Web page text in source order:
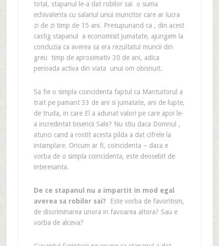
total, stapanul le-a dat robilor sai o suma
echivalenta cu salariul unui muncitor care ar lucra
zi de zi timp de 15 ani. Presupunand ca , din acest
castig stapanul a economisit jumatate, ajungem la
concluzia ca averea sa era rezultatul muncii din
greu timp de aproximativ 30 de ani, adica
perioada activa din viata unui om obisnuit.
Sa fie o simpla coincidenta faptul ca Mantuitorul a
trait pe pamant 33 de ani si jumatate, ani de lupte,
de truda, in care El a adunat valori pe care apoi le-
a incredintat bisericii Sale? Nu stiu daca Domnul ,
atunci cand a rostit acesta pilda a dat cifrele la
intamplare. Oricum ar fi, coincidenta – daca e
vorba de o simpla coincidenta, este deosebit de
interesanta.
De ce stapanul nu a impartit in mod egal
averea sa robilor sai?
Este vorba de favoritism,
de discriminarea unora in favoarea altora? Sau e
vorba de alceva?